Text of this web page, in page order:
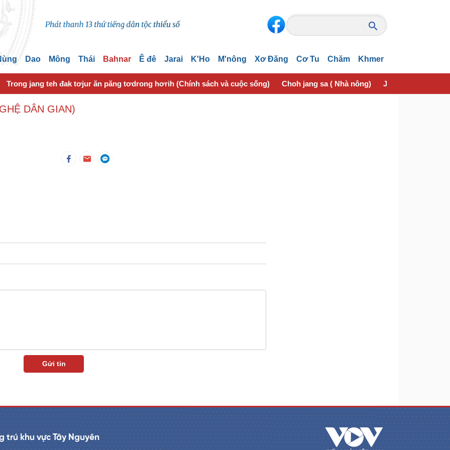
Dao Mông Thái Bahnar Ê đê Jarai K'Ho M'nông Xơ Đăng Cơ Tu Chăm Khmer
Trong jang teh đak tơjur ăn păng tơdrong hơrih (Chính sách và cuộc sống) Choh jang sa ( Nhà nông) Jơhngơ̆m pran
DÂN GIAN)
trú khu vực Tây Nguyên